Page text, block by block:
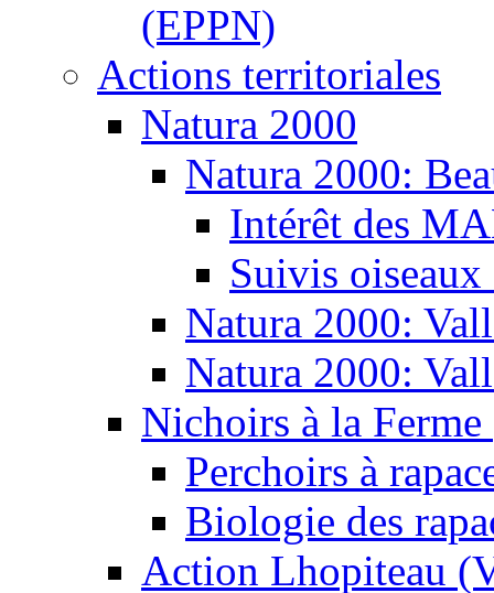
(EPPN)
Actions territoriales
Natura 2000
Natura 2000:
Intérêt des
Suivis oiseaux
Natura 2000:
Natura 2000:
Nichoirs à la
Perchoirs à
Biologie des
Action Lhopiteau